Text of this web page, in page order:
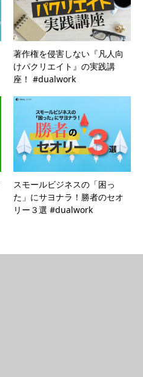
著作権を侵害しない『凡人向
けパクリエイト』の実践講
座！ #dualwork
スモールビジネスの「困っ
た」にサヨナラ！勝者のセオ
リー３選 #dualwork